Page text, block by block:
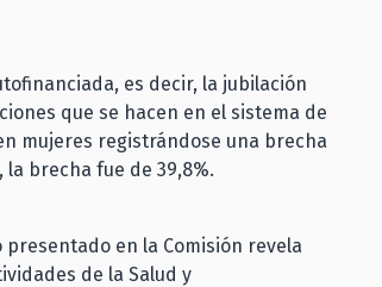
es decir, la jubilación
que se hacen en el sistema de
mujeres registrándose una brecha
la brecha fue de 39,8%.
en la Comisión revela
de la Salud y